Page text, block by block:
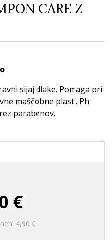
CARE Z
sijaj dlake. Pomaga pri
maščobne plasti. Ph
parabenov.
€
4,90 €